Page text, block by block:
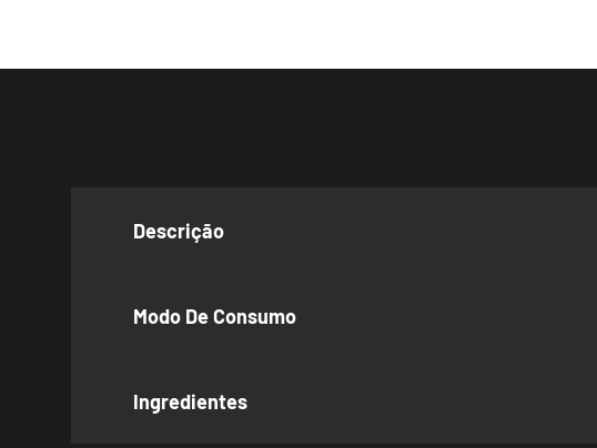
Descrição
Modo De Consumo
Ingredientes